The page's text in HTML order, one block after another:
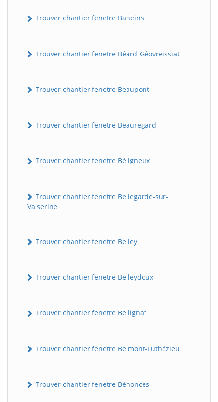
Trouver chantier fenetre Baneins
Trouver chantier fenetre Béard-Géovreissiat
Trouver chantier fenetre Beaupont
Trouver chantier fenetre Beauregard
Trouver chantier fenetre Béligneux
Trouver chantier fenetre Bellegarde-sur-
Valserine
Trouver chantier fenetre Belley
Trouver chantier fenetre Belleydoux
Trouver chantier fenetre Bellignat
Trouver chantier fenetre Belmont-Luthézieu
Trouver chantier fenetre Bénonces